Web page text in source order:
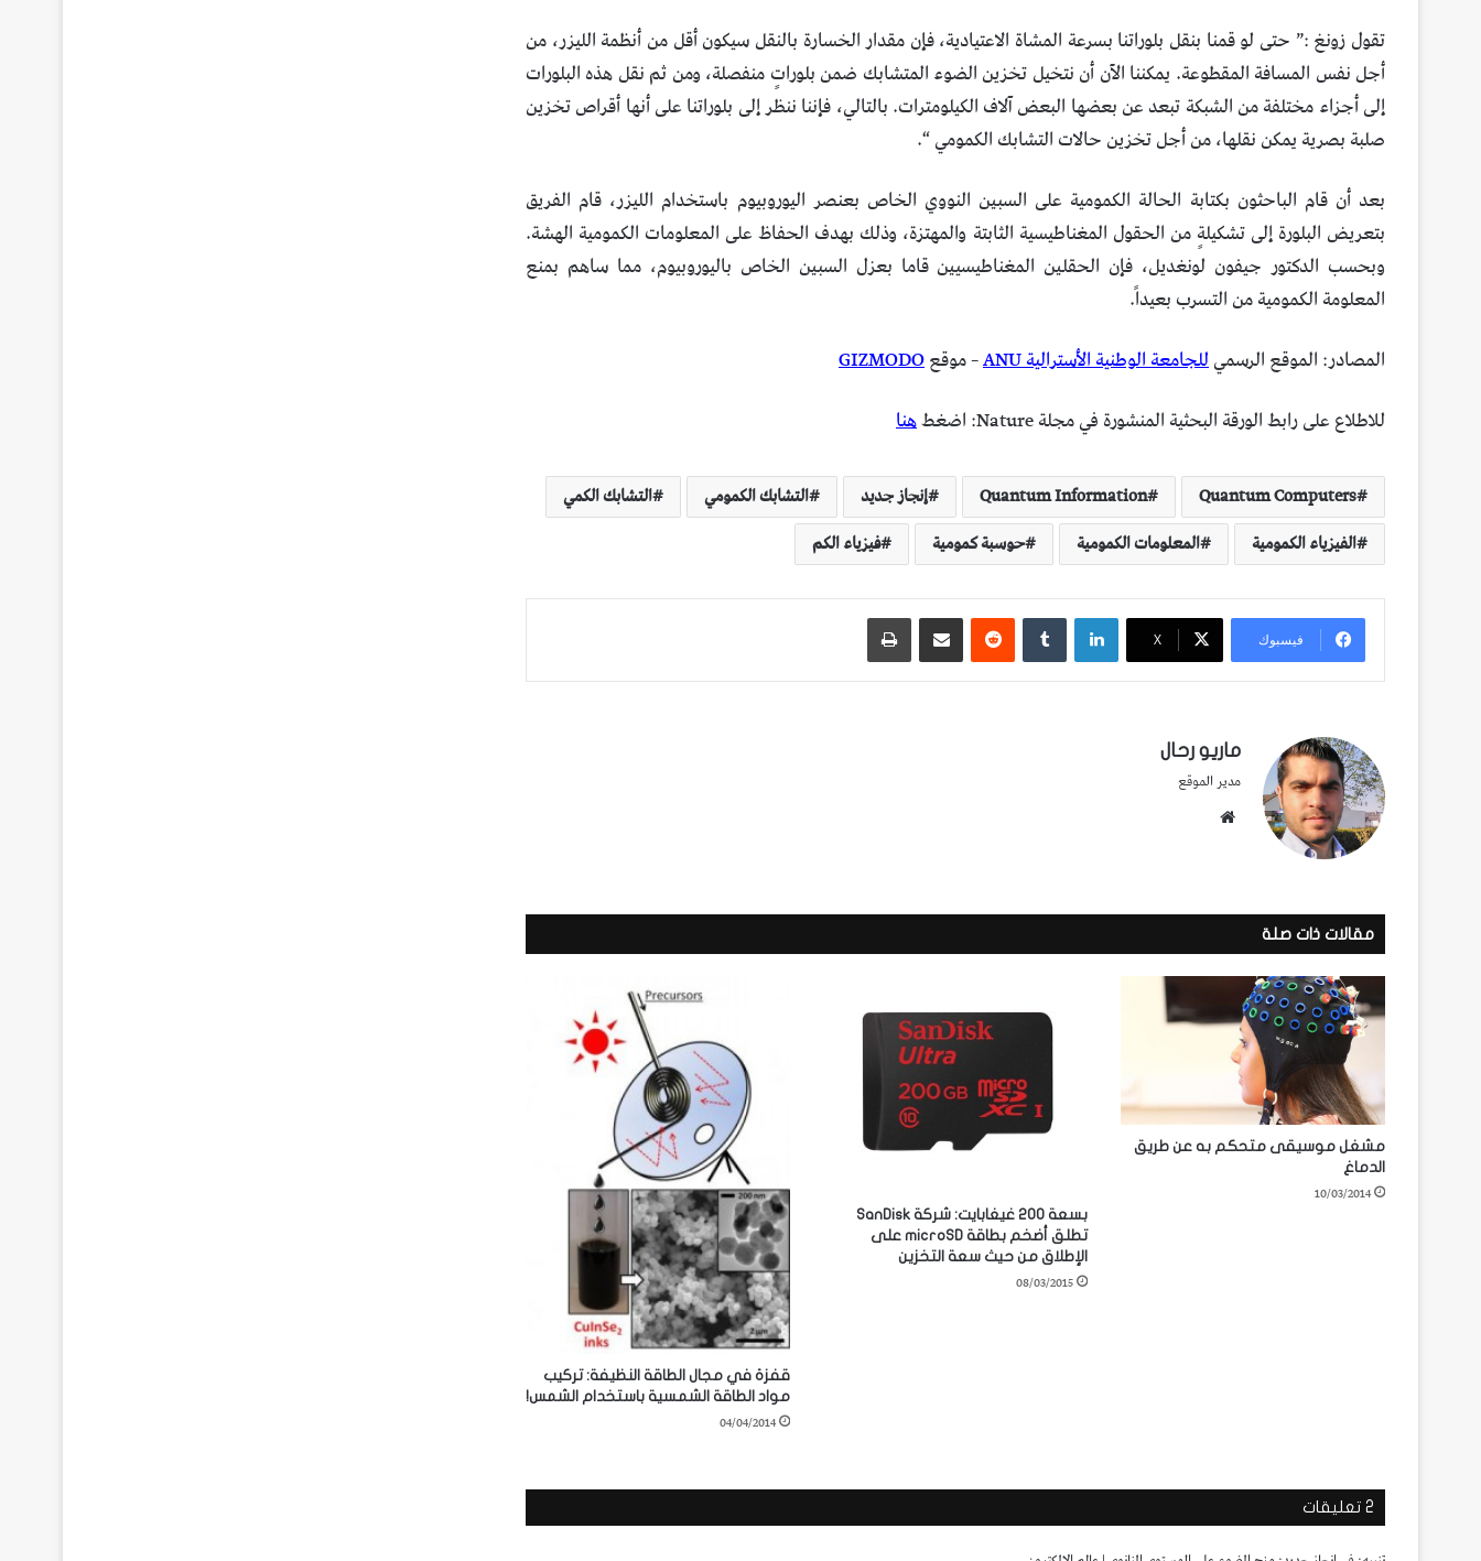
تقول زونغ :” حتى لو قمنا بنقل بلوراتنا بسرعة المشاة الاعتيادية، فإن مقدار الخسارة بالنقل سيكون أقل من أنظمة الليزر، من
أجل نفس المسافة المقطوعة. يمكننا الآن أن نتخيل تخزين الضوء المتشابك ضمن بلوراتٍ منفصلة، ومن ثم نقل هذه البلورات
إلى أجزاء مختلفة من الشبكة تبعد عن بعضها البعض آلاف الكيلومترات. بالتالي، فإننا ننظر إلى بلوراتنا على أنها أقراص تخزين
صلبة بصرية يمكن نقلها، من أجل تخزين حالات التشابك الكمومي “.
بعد أن قام الباحثون بكتابة الحالة الكمومية على السبين النووي الخاص بعنصر اليوروبيوم باستخدام الليزر، قام الفريق
بتعريض البلورة إلى تشكيلةٍ من الحقول المغناطيسية الثابتة والمهتزة، وذلك بهدف الحفاظ على المعلومات الكمومية الهشة.
وبحسب الدكتور جيفون لونغديل، فإن الحقلين المغناطيسيين قاما بعزل السبين الخاص باليوروبيوم، مما ساهم بمنع
المعلومة الكمومية من التسرب بعيداً.
المصادر: الموقع الرسميللجامعة الوطنية الأسترالية ANU – موقعGIZMODO
للاطلاع على رابط الورقة البحثية المنشورة في مجلة Nature: اضغط
هنا
Quantum Computers
Quantum Information إنجاز جديد التشابك الكمومي
التشابك الكمي
الفيزياء الكمومية
المعلومات الكمومية حوسبة كمومية فيزياء الكم
فيسبوك ‫X
لينكدإن مشاركة عبر البريد طباعة
ماريو رحال
مدير الموقع
مقالات ذات صلة
مشغل موسيقى متحكم به عن طريق
الدماغ
10/03/2014
بسعة 200 غيغابايت: شركة SanDisk
تطلق أضخم بطاقة microSD على
الإطلاق من حيث سعة التخزين
08/03/2015
قفزة في مجال الطاقة النظيفة: تركيب
مواد الطاقة الشمسية باستخدام الشمس!
04/04/2014
‫2 تعليقات